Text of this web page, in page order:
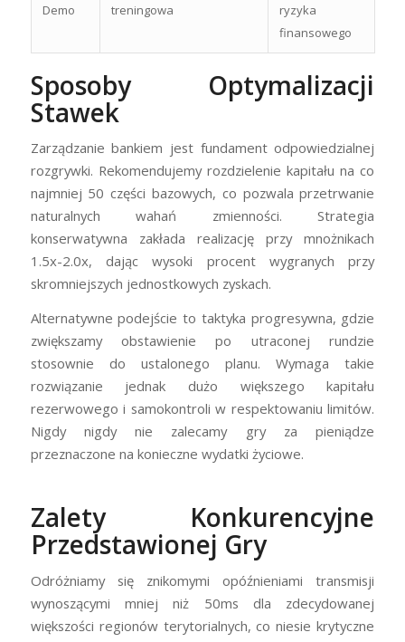
Demo
treningowa
ryzyka
finansowego
Sposoby Optymalizacji
Stawek
Zarządzanie bankiem jest fundament odpowiedzialnej
rozgrywki. Rekomendujemy rozdzielenie kapitału na co
najmniej 50 części bazowych, co pozwala przetrwanie
naturalnych wahań zmienności. Strategia
konserwatywna zakłada realizację przy mnożnikach
1.5x-2.0x, dając wysoki procent wygranych przy
skromniejszych jednostkowych zyskach.
Alternatywne podejście to taktyka progresywna, gdzie
zwiększamy obstawienie po utraconej rundzie
stosownie do ustalonego planu. Wymaga takie
rozwiązanie jednak dużo większego kapitału
rezerwowego i samokontroli w respektowaniu limitów.
Nigdy nigdy nie zalecamy gry za pieniądze
przeznaczone na konieczne wydatki życiowe.
Zalety Konkurencyjne
Przedstawionej Gry
Odróżniamy się znikomymi opóźnieniami transmisji
wynoszącymi mniej niż 50ms dla zdecydowanej
większości regionów terytorialnych, co niesie krytyczne